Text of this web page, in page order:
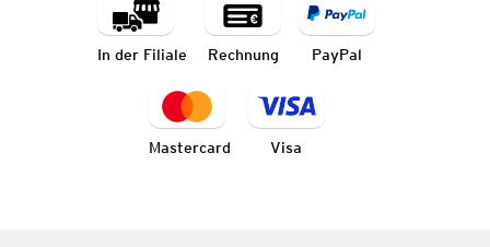
In der Filiale Rechnung PayPal
Mastercard Visa